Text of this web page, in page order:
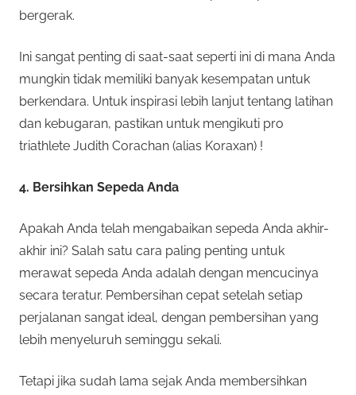
bergerak.
Ini sangat penting di saat-saat seperti ini di mana Anda
mungkin tidak memiliki banyak kesempatan untuk
berkendara. Untuk inspirasi lebih lanjut tentang latihan
dan kebugaran, pastikan untuk mengikuti pro
triathlete Judith Corachan (alias Koraxan) !
4. Bersihkan Sepeda Anda
Apakah Anda telah mengabaikan sepeda Anda akhir-
akhir ini? Salah satu cara paling penting untuk
merawat sepeda Anda adalah dengan mencucinya
secara teratur. Pembersihan cepat setelah setiap
perjalanan sangat ideal, dengan pembersihan yang
lebih menyeluruh seminggu sekali.
Tetapi jika sudah lama sejak Anda membersihkan